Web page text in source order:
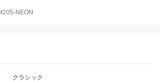
NEON
クラシック